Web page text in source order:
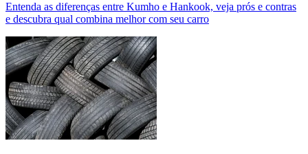
Entenda as diferenças entre Kumho e Hankook, veja prós e contras
e descubra qual combina melhor com seu carro